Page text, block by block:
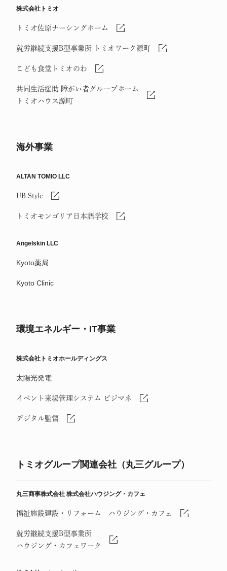
株式会社トミオ
トミオ佐原ナーシングホーム
就労継続支援B型事業所 トミオワーク源町
こども食堂トミオのわ
共同生活援助 障がい者グループホーム
トミオハウス源町
海外事業
ALTAN TOMIO LLC
UB Style
トミオモンゴリア日本語学校
Angelskin LLC
Kyoto薬局
Kyoto Clinic
環境エネルギー・IT事業
株式会社トミオホールディングス
太陽光発電
イベント来場管理システム ビジマネ
デジタル監督
トミオグループ関連会社（丸三グループ）
丸三商事株式会社 株式会社ハウジング・カフェ
福祉施設建設・リフォーム ハウジング・カフェ
就労継続支援B型事業所
ハウジング・カフェワーク